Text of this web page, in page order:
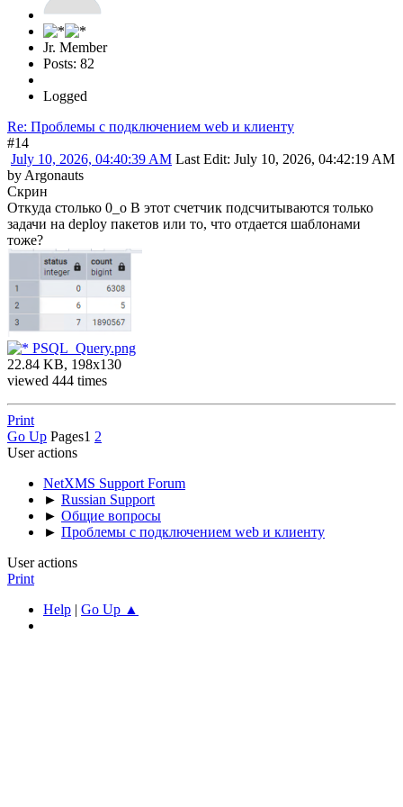
Jr. Member
Posts: 82
Logged
Re: Проблемы с подключением web и клиенту
#14
July 10, 2026, 04:40:39 AM Last Edit: July 10, 2026, 04:42:19 AM
by Argonauts
Скрин
Откуда столько 0_о В этот счетчик подсчитываются только
задачи на deploy пакетов или то, что отдается шаблонами
тоже?
PSQL_Query.png
22.84 KB, 198x130
viewed 444 times
Print
Go Up Pages1 2
User actions
NetXMS Support Forum
► Russian Support
► Общие вопросы
► Проблемы с подключением web и клиенту
User actions
Print
Help
Go Up ▲